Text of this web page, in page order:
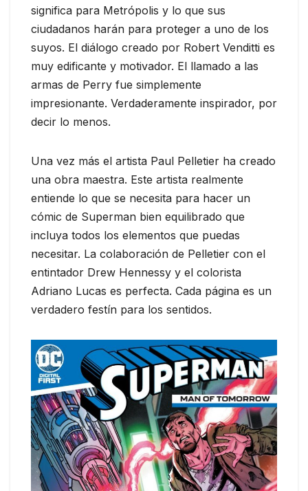
significa para Metrópolis y lo que sus
ciudadanos harán para proteger a uno de los
suyos. El diálogo creado por Robert Venditti es
muy edificante y motivador. El llamado a las
armas de Perry fue simplemente
impresionante. Verdaderamente inspirador, por
decir lo menos.
Una vez más el artista Paul Pelletier ha creado
una obra maestra. Este artista realmente
entiende lo que se necesita para hacer un
cómic de Superman bien equilibrado que
incluya todos los elementos que puedas
necesitar. La colaboración de Pelletier con el
entintador Drew Hennessy y el colorista
Adriano Lucas es perfecta. Cada página es un
verdadero festín para los sentidos.